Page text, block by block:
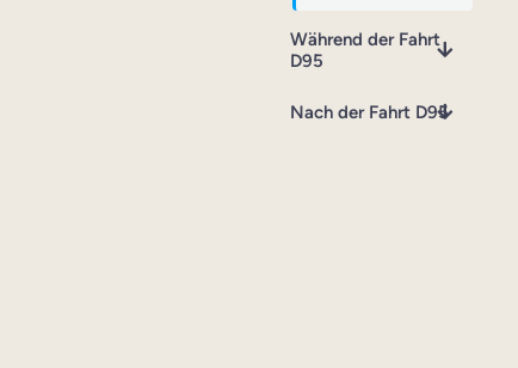
Während der Fahrt
D95
Nach der Fahrt D95